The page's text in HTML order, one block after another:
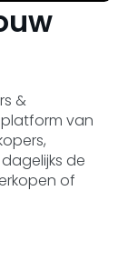
&
van
de
of